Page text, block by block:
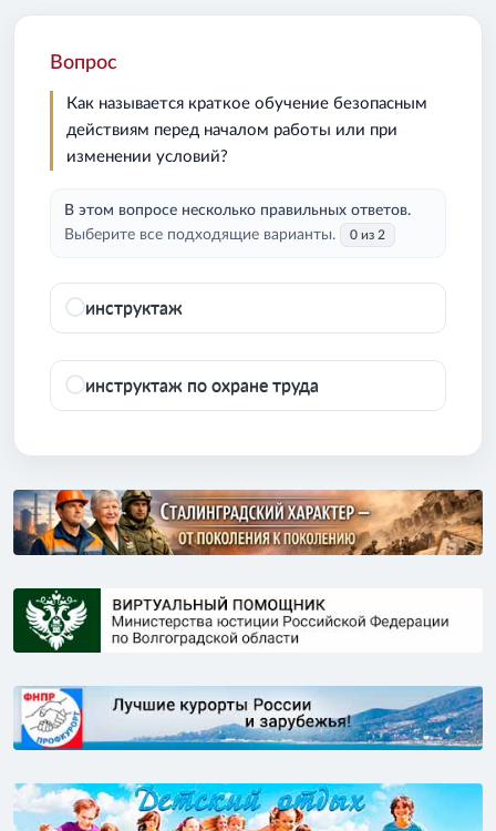
Вопрос
Как называется краткое обучение безопасным
действиям перед началом работы или при
изменении условий?
В этом вопросе несколько правильных ответов.
Выберите все подходящие варианты.
0 из 2
инструктаж
инструктаж по охране труда